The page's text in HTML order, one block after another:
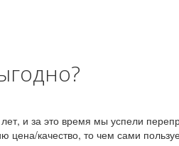
и за это время мы успели
качество, то чем сами